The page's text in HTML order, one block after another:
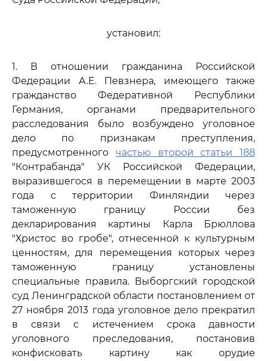
установил:
1. В отношении гражданина Российской
Федерации А.Е. Певзнера, имеющего также
гражданство Федеративной Республики
Германия, органами предварительного
расследования было возбуждено уголовное
дело по признакам преступления,
предусмотренного частью второй статьи 188
"Контрабанда" УК Российской Федерации,
выразившегося в перемещении в марте 2003
года с территории Финляндии через
таможенную границу России без
декларирования картины Карла Брюллова
"Христос во гробе", отнесенной к культурным
ценностям, для перемещения которых через
таможенную границу установлены
специальные правила. Выборгский городской
суд Ленинградской области постановлением от
27 ноября 2013 года уголовное дело прекратил
в связи с истечением срока давности
уголовного преследования, постановив
конфисковать картину как орудие